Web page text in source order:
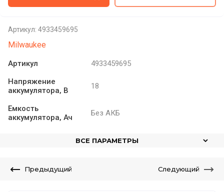
Артикул: 4933459695
Milwaukee
Артикул
4933459695
Напряжение
аккумулятора, В
18
Емкость
аккумулятора, Ач
Без АКБ
ВСЕ ПАРАМЕТРЫ
Предыдущий Следующий